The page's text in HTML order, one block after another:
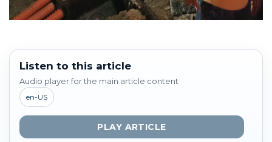
Listen to this article
Audio player for the main article content
en-US
PLAY ARTICLE